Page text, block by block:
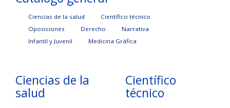
Ciencias de la salud
Científico técnico
Oposiciones
Derecho
Narrativa
Infantil y Juvenil
Medicina Gráfica
Ciencias de la
salud
Científico
técnico